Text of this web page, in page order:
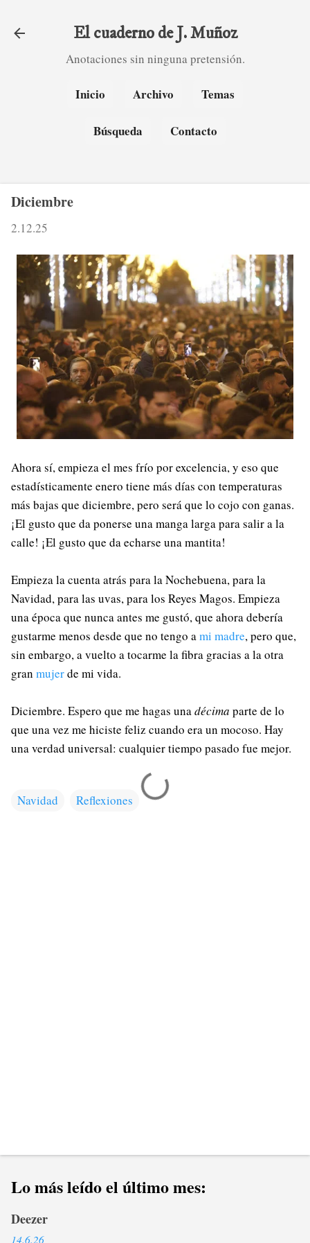
El cuaderno de J. Muñoz
Anotaciones sin ninguna pretensión.
Inicio Archivo Temas
Búsqueda Contacto
Diciembre
2.12.25
Ahora sí, empieza el mes frío por excelencia, y eso que
estadísticamente enero tiene más días con temperaturas
más bajas que diciembre, pero será que lo cojo con ganas.
¡El gusto que da ponerse una manga larga para salir a la
calle! ¡El gusto que da echarse una mantita!
Empieza la cuenta atrás para la Nochebuena, para la
Navidad, para las uvas, para los Reyes Magos. Empieza
una época que nunca antes me gustó, que ahora debería
gustarme menos desde que no tengo ami madre, pero que,
sin embargo, a vuelto a tocarme la fibra gracias a la otra
gran mujerde mi vida.
Diciembre. Espero que me hagas unadécima parte de lo
que una vez me hiciste feliz cuando era un mocoso. Hay
una verdad universal: cualquier tiempo pasado fue mejor.
Navidad Reflexiones
Lo más leído el último mes:
Deezer
14.6.26